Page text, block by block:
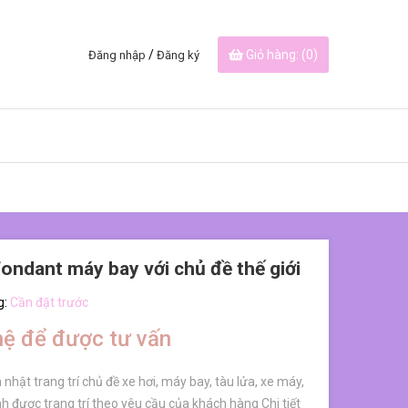
Đăng nhập / Đăng ký Giỏ hàng: (0)
máy bay với chủ đề thế giới
Cần đặt trước
để được tư vấn
nhật trang trí chủ đề xe hơi, máy bay, tàu lửa, xe máy,
được trang trí theo yêu cầu của khách hàng Chi tiết